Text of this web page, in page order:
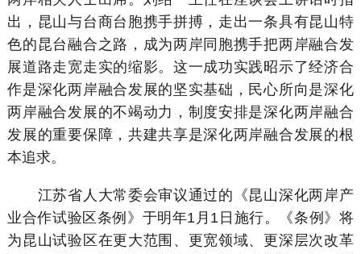
出，昆山与台商台胞携手拼搏，走出一条具有昆山特
色的昆台融合之路，成为两岸同胞携手把两岸融合发
展道路走宽走实的缩影。这一成功实践昭示了经济合
作是深化两岸融合发展的坚实基础，民心所向是深化
两岸融合发展的不竭动力，制度安排是深化两岸融合
发展的重要保障，共建共享是深化两岸融合发展的根
本追求。
江苏省人大常委会审议通过的《昆山深化两岸产
业合作试验区条例》于明年1月1日施行。《条例》将
为昆山试验区在更大范围、更宽领域、更深层次改革